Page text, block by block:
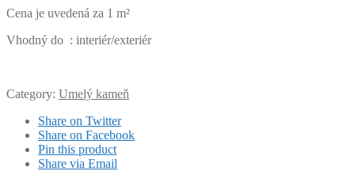
Cena je uvedená za 1 m²
Vhodný do : interiér/exteriér
Category: Umelý kameň
Share on Twitter
Share on Facebook
Pin this product
Share via Email